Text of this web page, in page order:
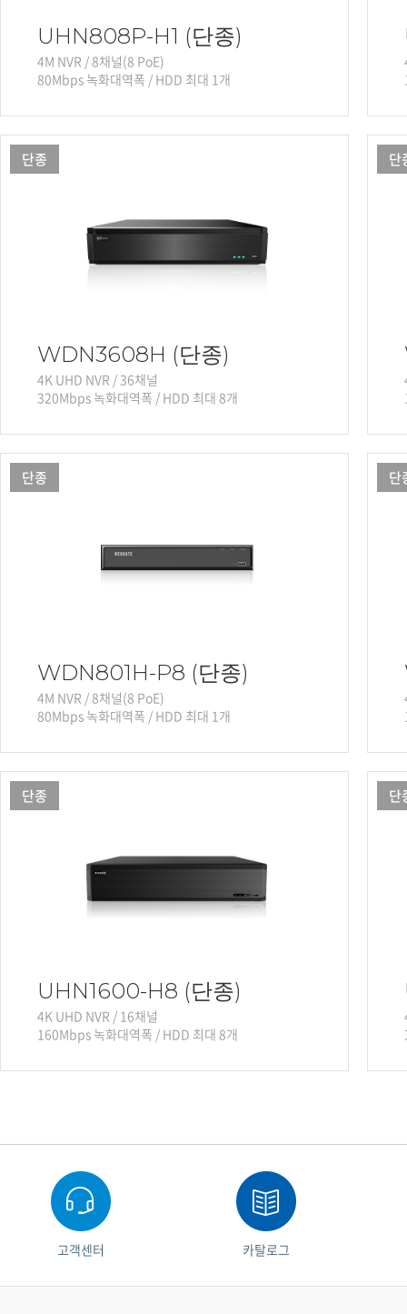
UHN808P-H1 (단종)
4M NVR / 8채널(8 PoE)
80Mbps 녹화대역폭 / HDD 최대 1개
단종
WDN3608H (단종)
4K UHD NVR / 36채널
320Mbps 녹화대역폭 / HDD 최대 8개
단
단종
WDN801H-P8 (단종)
4M NVR / 8채널(8 PoE)
80Mbps 녹화대역폭 / HDD 최대 1개
단
단종
UHN1600-H8 (단종)
4K UHD NVR / 16채널
160Mbps 녹화대역폭 / HDD 최대 8개
단
고객센터 카탈로그